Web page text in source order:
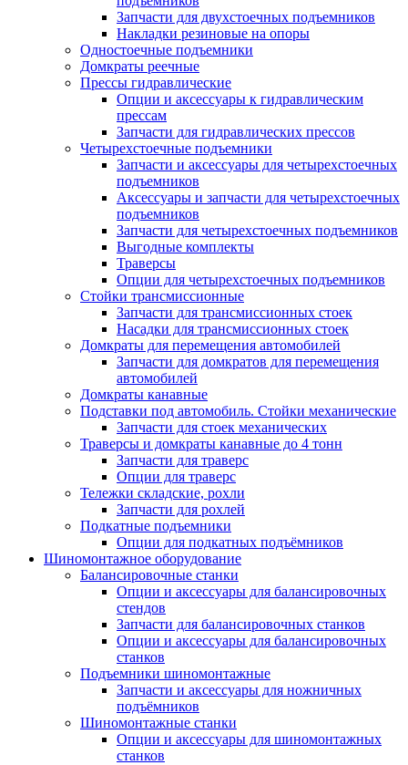
Запчасти для двухстоечных подъемников
Накладки резиновые на опоры
Одностоечные подъемники
Домкраты реечные
Прессы гидравлические
Опции и аксессуары к гидравлическим
прессам
Запчасти для гидравлических прессов
Четырехстоечные подъемники
Запчасти и аксессуары для четырехстоечных
подъемников
Аксессуары и запчасти для четырехстоечных
подъемников
Запчасти для четырехстоечных подъемников
Выгодные комплекты
Траверсы
Опции для четырехстоечных подъемников
Стойки трансмиссионные
Запчасти для трансмиссионных стоек
Насадки для трансмиссионных стоек
Домкраты для перемещения автомобилей
Запчасти для домкратов для перемещения
автомобилей
Домкраты канавные
Подставки под автомобиль. Стойки механические
Запчасти для стоек механических
Траверсы и домкраты канавные до 4 тонн
Запчасти для траверс
Опции для траверс
Тележки складские, рохли
Запчасти для рохлей
Подкатные подъемники
Опции для подкатных подъёмников
Шиномонтажное оборудование
Балансировочные станки
Опции и аксессуары для балансировочных
стендов
Запчасти для балансировочных станков
Опции и аксессуары для балансировочных
станков
Подъемники шиномонтажные
Запчасти и аксессуары для ножничных
подъёмников
Шиномонтажные станки
Опции и аксессуары для шиномонтажных
станков